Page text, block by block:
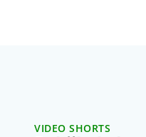
VIDEO SHORTS